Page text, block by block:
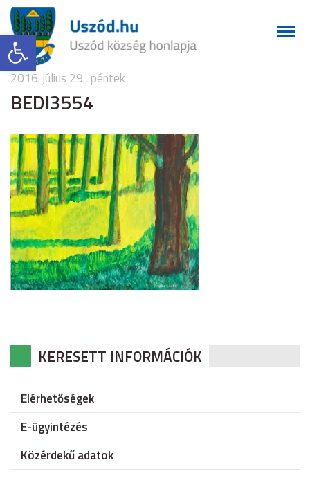
Eszköztár megnyitása
2016. július 29., péntek
BEDI3554
KERESETT INFORMÁCIÓK
Elérhetőségek
E-ügyintézés
Közérdekű adatok